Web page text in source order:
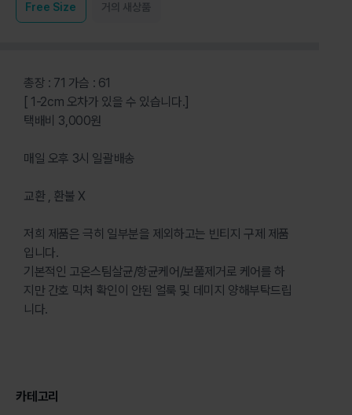
Free Size 거의 새상품
총장 : 71 가슴 : 61
[ 1-2cm 오차가 있을 수 있습니다.]
택배비 3,000원
매일 오후 3시 일괄배송
교환 , 환불 X
저희 제품은 극히 일부분을 제외하고는 빈티지 구제 제품
입니다.
기본적인 고온스팀살균/항균케어/보풀제거로 케어를 하
지만 간호 믹처 확인이 안된 얼룩 및 데미지 양해부탁드립
니다.
카테고리